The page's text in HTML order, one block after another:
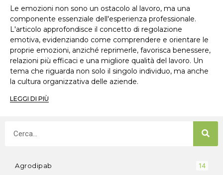
Le emozioni non sono un ostacolo al lavoro, ma una
componente essenziale dell'esperienza professionale.
L'articolo approfondisce il concetto di regolazione
emotiva, evidenziando come comprendere e orientare le
proprie emozioni, anziché reprimerle, favorisca benessere,
relazioni più efficaci e una migliore qualità del lavoro. Un
tema che riguarda non solo il singolo individuo, ma anche
la cultura organizzativa delle aziende.
LEGGI DI PIÙ
Agrodipab 14